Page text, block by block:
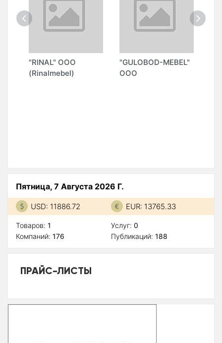
"RINAL" ООО
(Rinalmebel)
"GULOBOD-MEBEL"
ООО
Пятница, 7 Августа 2026 Г.
USD: 11886.72 EUR: 13765.33
Товаров: 1
Компаний: 176
Услуг: 0
Публикаций: 188
ПРАЙС-ЛИСТЫ